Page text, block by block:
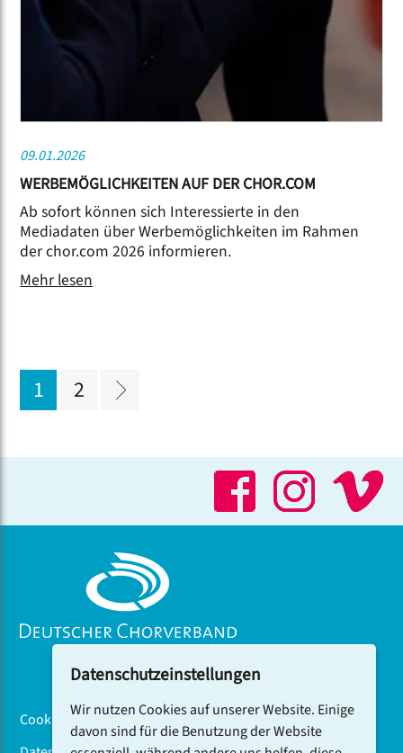
09.01.2026
WERBEMÖGLICHKEITEN AUF DER CHOR.COM
Ab sofort können sich Interessierte in den
Mediadaten über Werbemöglichkeiten im Rahmen
der chor.com 2026 informieren.
Mehr lesen
1 2
Cookiebanner
Datenschutzeinstellungen
Wir nutzen Cookies auf unserer Website. Einige
davon sind für die Benutzung der Website